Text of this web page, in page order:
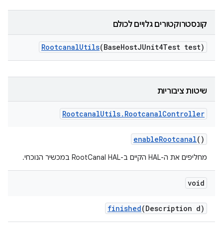
קונסטרוקטורים גלויים לכולם
RootcanalUtils(BaseHostJUnit4Test test)
שיטות ציבוריות
RootcanalUtils. RootcanalController
enableRootcanal()
מחליפים את ה-HAL הקיים ב-RootCanal HAL במכשיר הנוכחי.
void
finished(Description d)